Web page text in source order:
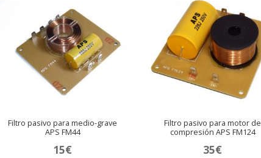
Filtro pasivo para medio-grave
APS FM44
15€
Filtro pasivo para motor de
compresión APS FM124
35€